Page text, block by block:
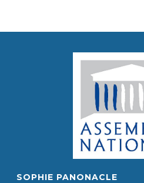
SOPHIE PANONACLE